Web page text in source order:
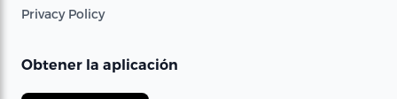
Privacy Policy
Obtener la aplicación